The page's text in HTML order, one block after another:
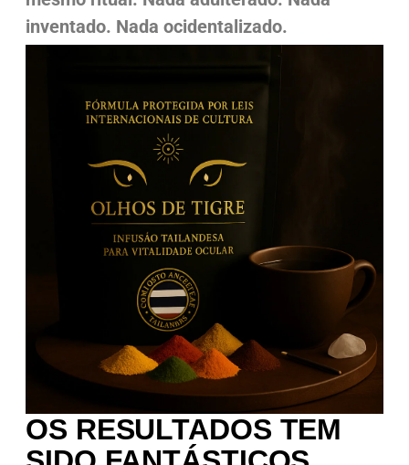
inventado. Nada ocidentalizado.
OS RESULTADOS TEM